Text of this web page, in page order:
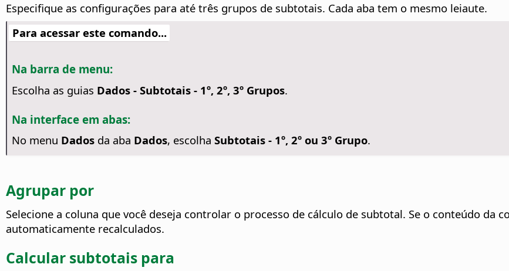
Especifique as configurações para até três grupos de subtotais. Cada aba tem o mesmo leiaute.
Para acessar este comando...
Na barra de menu:
Escolha as guias Dados - Subtotais - 1º, 2º, 3º Grupos.
Na interface em abas:
No menu Dadosda aba Dados, escolha Subtotais - 1º, 2º ou 3º Grupo.
Agrupar por
Selecione a coluna que você deseja controlar o processo de cálculo de subtotal. Se o conteúdo da
automaticamente recalculados.
Calcular subtotais para